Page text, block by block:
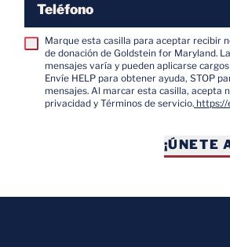
Teléfono
Marque esta casilla para aceptar recibir
de donación de Goldstein for Maryland.
mensajes varía y pueden aplicarse
Envíe HELP para obtener ayuda, STOP
mensajes. Al marcar esta casilla, acepta
privacidad y Términos de servicio.https://
¡ÚNETE